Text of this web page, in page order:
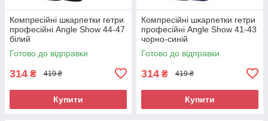
Компресійні шкарпетки гетри
професійні Angle Show 44-47
білий
Готово до відправки
314 ₴ 419 ₴
Купити
Компресійні шкарпетки гетри
професійні Angle Show 41-43
чорно-синій
Готово до відправки
314 ₴ 419 ₴
Купити